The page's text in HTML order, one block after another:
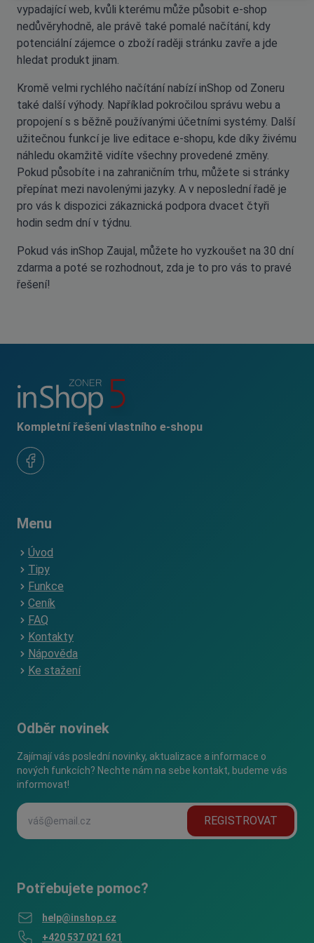
vypadající web, kvůli kterému může působit e-shop
nedůvěryhodně, ale právě také pomalé načítání, kdy
potenciální zájemce o zboží raději stránku zavře a jde
hledat produkt jinam.
Kromě velmi rychlého načítání nabízí inShop od Zoneru
také další výhody. Například pokročilou správu webu a
propojení s s běžně používanými účetními systémy. Další
užitečnou funkcí je live editace e-shopu, kde díky živému
náhledu okamžitě vidíte všechny provedené změny.
Pokud působíte i na zahraničním trhu, můžete si stránky
přepínat mezi navolenými jazyky. A v neposlední řadě je
pro vás k dispozici zákaznická podpora dvacet čtyři
hodin sedm dní v týdnu.
Pokud vás inShop Zaujal, můžete ho vyzkoušet na 30 dní
zdarma a poté se rozhodnout, zda je to pro vás to pravé
řešení!
Kompletní řešení vlastního e-shopu
Menu
Úvod
Tipy
Funkce
Ceník
FAQ
Kontakty
Nápověda
Ke stažení
Odběr novinek
Zajímají vás poslední novinky, aktualizace a informace o
nových funkcích? Nechte nám na sebe kontakt, budeme vás
informovat!
REGISTROVAT
Potřebujete pomoc?
help@inshop.cz
+420 537 021 621